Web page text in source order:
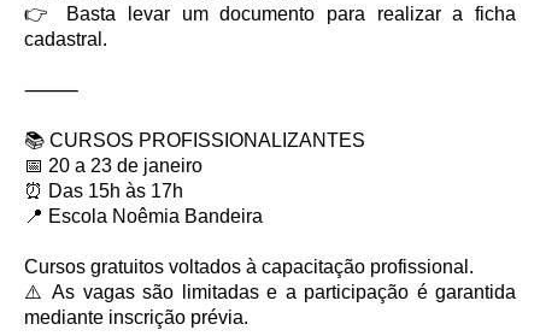
👉 Basta levar um documento para realizar a ficha
cadastral.
⸻
📚 CURSOS PROFISSIONALIZANTES
📅 20 a 23 de janeiro
⏰ Das 15h às 17h
📍 Escola Noêmia Bandeira
Cursos gratuitos voltados à capacitação profissional.
⚠️ As vagas são limitadas e a participação é garantida
mediante inscrição prévia.